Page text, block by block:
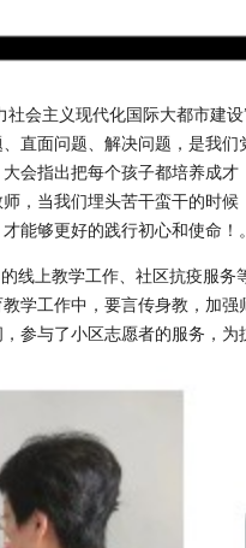
社会主义现代化国际大都市建设
直面问题、解决问题，是我
会指出把每个孩子都培养成
，当我们埋头苦干蛮干的时
能够更好的践行初心和使命！
线上教学工作、社区抗疫服务
学工作中，要言传身教，加
参与了小区志愿者的服务，